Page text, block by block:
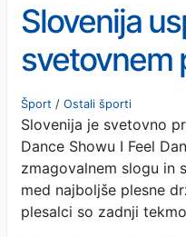
Slovenija
svetovnem
Street
Šport / Ostali športi
Slovenija je svetovno
Dance Showu I Feel
zmagovalnem slogu in
med najboljše plesne
plesalci so zadnji